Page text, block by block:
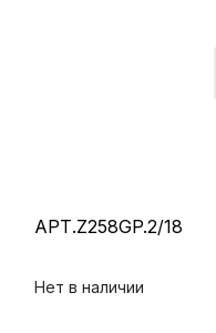
АРТ.Z258GP.2/18
Нет в наличии